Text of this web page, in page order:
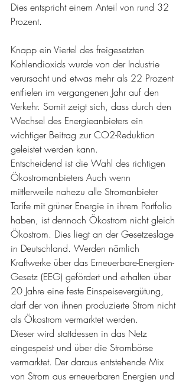
Dies entspricht einem Anteil von rund 32
Prozent.
Knapp ein Viertel des freigesetzten
Kohlendioxids wurde von der Industrie
verursacht und etwas mehr als 22 Prozent
entfielen im vergangenen Jahr auf den
Verkehr. Somit zeigt sich, dass durch den
Wechsel des Energieanbieters ein
wichtiger Beitrag zur CO2-Reduktion
geleistet werden kann.
Entscheidend ist die Wahl des richtigen
Ökostromanbieters Auch wenn
mittlerweile nahezu alle Stromanbieter
Tarife mit grüner Energie in ihrem Portfolio
haben, ist dennoch Ökostrom nicht gleich
Ökostrom. Dies liegt an der Gesetzeslage
in Deutschland. Werden nämlich
Kraftwerke über das Erneuerbare-Energien-
Gesetz (EEG) gefördert und erhalten über
20 Jahre eine feste Einspeisevergütung,
darf der von ihnen produzierte Strom nicht
als Ökostrom vermarktet werden.
Dieser wird stattdessen in das Netz
eingespeist und über die Strombörse
vermarktet. Der daraus entstehende Mix
von Strom aus erneuerbaren Energien und